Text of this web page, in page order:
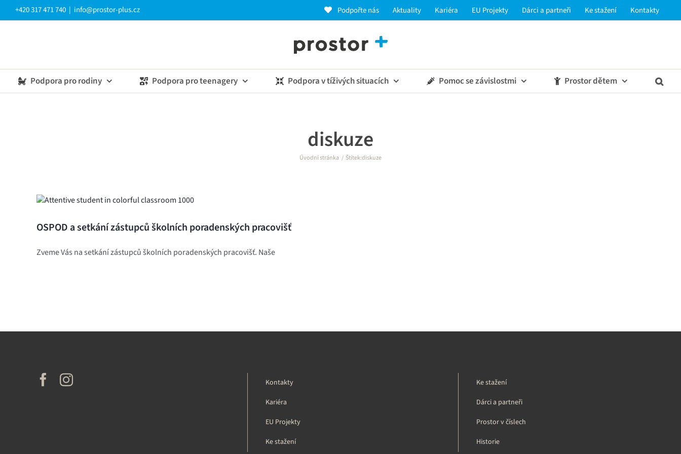
Přeskočit+420 317 471 740 | info@prostor-plus.cz Podpořte nás Aktuality Kariéra EU Projekty Dárci a partneři Ke stažení Kontakty
Podpora pro rodiny Podpora pro teenagery Podpora v tíživých situacích Pomoc se závislostmi Prostor dětem
diskuze
Úvodní stránka Štítek:diskuze
OSPOD a setkání zástupců školních poradenských pracovišť
Zveme Vás na setkání zástupců školních poradenských pracovišť. Naše
Kontakty
Kariéra
EU Projekty
Ke stažení
Ke stažení
Dárci a partneři
Prostor v číslech
Historie